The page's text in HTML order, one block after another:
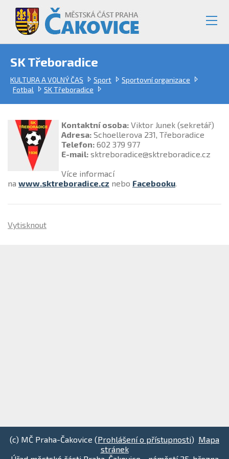
SK Třeboradice
KULTURA A VOLNÝ ČAS Sport
Sportovní organizace
Fotbal
SK Třeboradice
Kontaktní osoba: Viktor Junek (sekretář)
Adresa: Schoellerova 231, Třeboradice
Telefon: 602 379 977
E-mail: sktreboradice@sktreboradice.cz
Více informací
na www.sktreboradice.cz nebo Facebooku.
Vytisknout
(c) MČ Praha-Čakovice (Prohlášení o přístupnosti) Mapa
stránek